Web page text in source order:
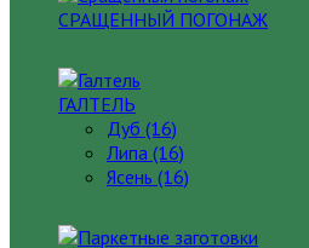
СРАЩЕННЫЙ ПОГОНАЖ
ГАЛТЕЛЬ
Дуб (16)
Липа (16)
Ясень (16)